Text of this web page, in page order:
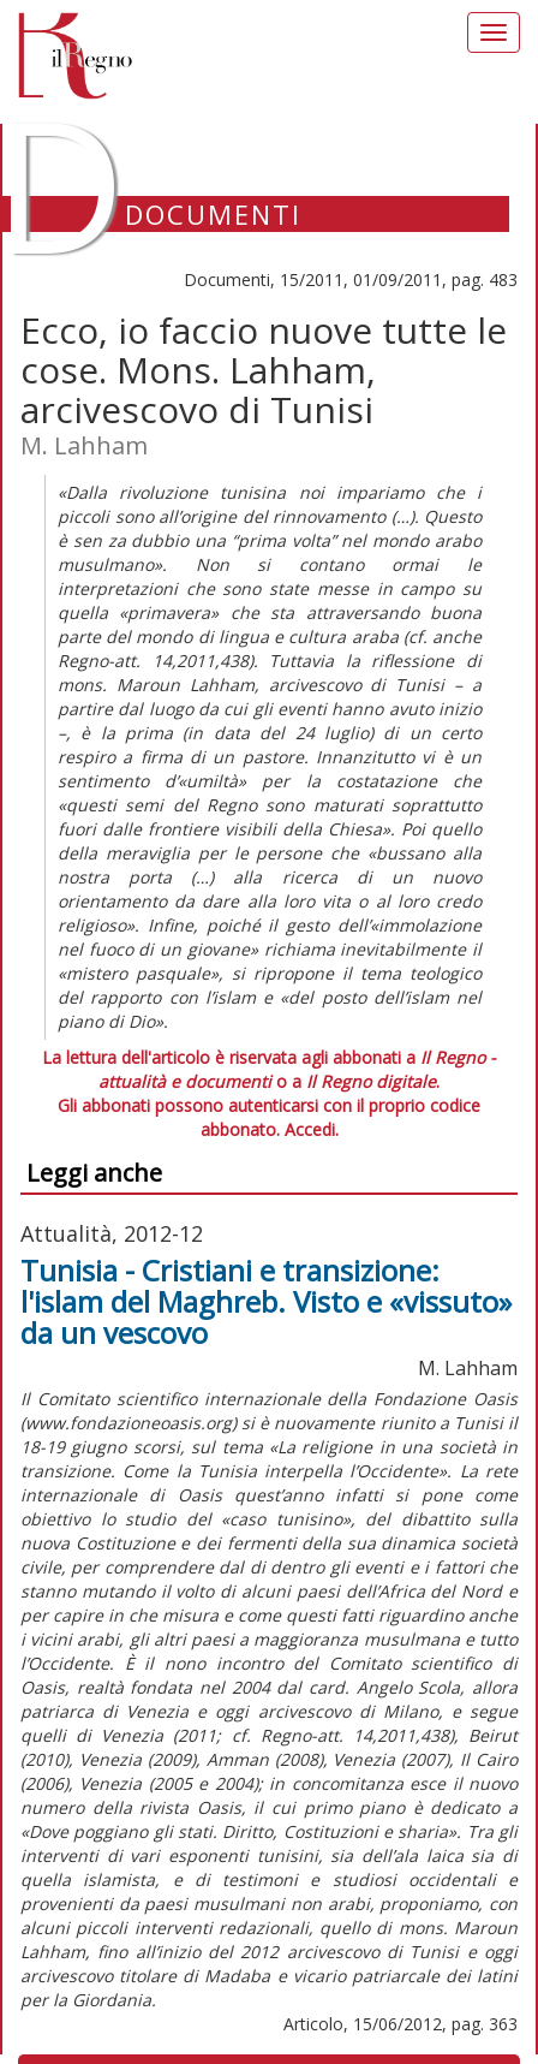
DOCUMENTI
Documenti, 15/2011, 01/09/2011, pag. 483
Ecco, io faccio nuove tutte le
cose. Mons. Lahham,
arcivescovo di Tunisi
M. Lahham
«Dalla rivoluzione tunisina noi impariamo che i
piccoli sono all’origine del rinnovamento (…). Questo
è sen za dubbio una “prima volta” nel mondo arabo
musulmano». Non si contano ormai le
interpretazioni che sono state messe in campo su
quella «primavera» che sta attraversando buona
parte del mondo di lingua e cultura araba (cf. anche
Regno-att. 14,2011,438). Tuttavia la riflessione di
mons. Maroun Lahham, arcivescovo di Tunisi – a
partire dal luogo da cui gli eventi hanno avuto inizio
–, è la prima (in data del 24 luglio) di un certo
respiro a firma di un pastore. Innanzitutto vi è un
sentimento d’«umiltà» per la costatazione che
«questi semi del Regno sono maturati soprattutto
fuori dalle frontiere visibili della Chiesa». Poi quello
della meraviglia per le persone che «bussano alla
nostra porta (…) alla ricerca di un nuovo
orientamento da dare alla loro vita o al loro credo
religioso». Infine, poiché il gesto dell’«immolazione
nel fuoco di un giovane» richiama inevitabilmente il
«mistero pasquale», si ripropone il tema teologico
del rapporto con l’islam e «del posto dell’islam nel
piano di Dio».
La lettura dell'articolo è riservata agli abbonati a Il Regno -
attualità e documentio a Il Regno digitale.
Gli abbonati possono autenticarsi con il proprio codice
abbonato. Accedi.
Leggi anche
Attualità, 2012-12
Tunisia - Cristiani e transizione:
l'islam del Maghreb. Visto e «vissuto»
da un vescovo
M. Lahham
Il Comitato scientifico internazionale della Fondazione Oasis
(www.fondazioneoasis.org) si è nuovamente riunito a Tunisi il
18-19 giugno scorsi, sul tema «La religione in una società in
transizione. Come la Tunisia interpella l’Occidente». La rete
internazionale di Oasis quest’anno infatti si pone come
obiettivo lo studio del «caso tunisino», del dibattito sulla
nuova Costituzione e dei fermenti della sua dinamica società
civile, per comprendere dal di dentro gli eventi e i fattori che
stanno mutando il volto di alcuni paesi dell’Africa del Nord e
per capire in che misura e come questi fatti riguardino anche
i vicini arabi, gli altri paesi a maggioranza musulmana e tutto
l’Occidente. È il nono incontro del Comitato scientifico di
Oasis, realtà fondata nel 2004 dal card. Angelo Scola, allora
patriarca di Venezia e oggi arcivescovo di Milano, e segue
quelli di Venezia (2011; cf. Regno-att. 14,2011,438), Beirut
(2010), Venezia (2009), Amman (2008), Venezia (2007), Il Cairo
(2006), Venezia (2005 e 2004); in concomitanza esce il nuovo
numero della rivista Oasis, il cui primo piano è dedicato a
«Dove poggiano gli stati. Diritto, Costituzioni e sharia». Tra gli
interventi di vari esponenti tunisini, sia dell’ala laica sia di
quella islamista, e di testimoni e studiosi occidentali e
provenienti da paesi musulmani non arabi, proponiamo, con
alcuni piccoli interventi redazionali, quello di mons. Maroun
Lahham, fino all’inizio del 2012 arcivescovo di Tunisi e oggi
arcivescovo titolare di Madaba e vicario patriarcale dei latini
per la Giordania.
Articolo, 15/06/2012, pag. 363